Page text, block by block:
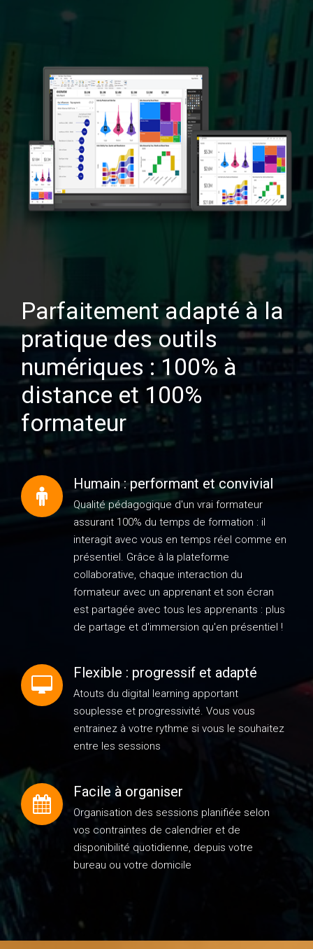
Parfaitement adapté à la
pratique des outils
numériques : 100% à
distance et 100%
formateur
Humain : performant et convivial
Qualité pédagogique d'un vrai formateur
assurant 100% du temps de formation : il
interagit avec vous en temps réel comme en
présentiel. Grâce à la plateforme
collaborative, chaque interaction du
formateur avec un apprenant et son écran
est partagée avec tous les apprenants : plus
de partage et d'immersion qu'en présentiel !
Flexible : progressif et adapté
Atouts du digital learning apportant
souplesse et progressivité. Vous vous
entrainez à votre rythme si vous le souhaitez
entre les sessions
Facile à organiser
Organisation des sessions planifiée selon
vos contraintes de calendrier et de
disponibilité quotidienne, depuis votre
bureau ou votre domicile